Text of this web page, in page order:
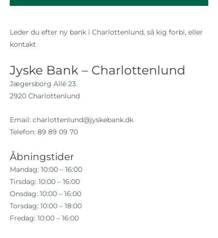
Leder du efter ny bank i Charlottenlund, så kig forbi, eller
kontakt
Jyske Bank – Charlottenlund
Jægersborg Allé 23
2920 Charlottenlund
Email: charlottenlund@jyskebank.dk
Telefon: 89 89 09 70
Åbningstider
Mandag: 10:00 – 16:00
Tirsdag: 10:00 – 16:00
Onsdag: 10:00 – 16:00
Torsdag: 10:00 – 18:00
Fredag: 10:00 – 16:00